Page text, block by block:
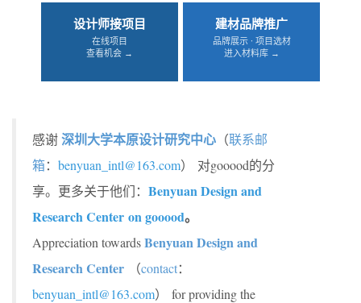
设计师接项目
在线项目
查看机会 →
建材品牌推广
品牌展示 · 项目选材
进入材料库 →
感谢深圳大学本原设计研究中心 （联系邮
箱： benyuan_intl@163.com）
对gooood的分
享。更多关于他们： Benyuan Design and
Research Center on gooood。
Appreciation towardsBenyuan Design and
Research Center （contact：
benyuan_intl@163.com）
for providing the